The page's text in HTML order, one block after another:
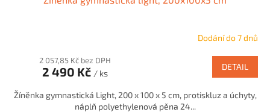
Dodání do 7 dnů
2 057,85 Kč bez DPH
2 490 Kč / ks
DETAIL
Žíněnka gymnastická Light, 200 x 100 x 5 cm, protiskluz a úchyty,
náplň polyethylenová pěna 24...